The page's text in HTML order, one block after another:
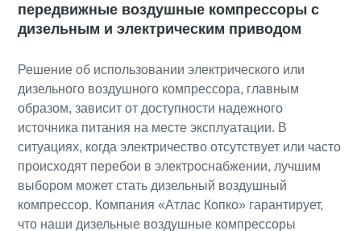
передвижные воздушные компрессоры с
дизельным и электрическим приводом
Решение об использовании электрического или
дизельного воздушного компрессора, главным
образом, зависит от доступности надежного
источника питания на месте эксплуатации. В
ситуациях, когда электричество отсутствует или часто
происходят перебои в электроснабжении, лучшим
выбором может стать дизельный воздушный
компрессор. Компания «Атлас Копко» гарантирует,
что наши дизельные воздушные компрессоры